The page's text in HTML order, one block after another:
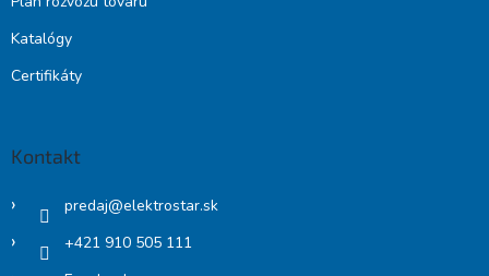
Katalógy
Certifikáty
Kontakt
predaj@elektrostar.sk
+421 910 505 111